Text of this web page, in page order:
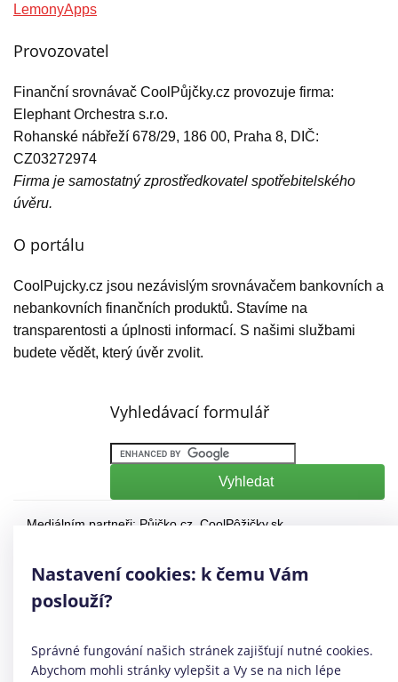
LemonyApps
Provozovatel
Finanční srovnávač CoolPůjčky.cz provozuje firma:
Elephant Orchestra s.r.o.
Rohanské nábřeží 678/29, 186 00, Praha 8, DIČ:
CZ03272974
Firma je samostatný zprostředkovatel spotřebitelského
úvěru.
O portálu
CoolPujcky.cz jsou nezávislým srovnávačem bankovních a
nebankovních finančních produktů. Stavíme na
transparentosti a úplnosti informací. S našimi službami
budete vědět, který úvěr zvolit.
Vyhledávací formulář
Mediálním partneři: Půjčko.cz CoolPôžičky.sk
©CoolPujcky.cz - Půjčky bez registru a poplatku
Váš nezávislý odborný srovnávač půjček pro rok 2026
Provozovatel:Elephant Orchestra, s.r.o. Ve spolupráci sÚspory.cz
|
Povinně zveřejňované informace | Informace o řazení
Nastavení cookies: k čemu Vám
poslouží?
Správné fungování našich stránek zajišťují nutné cookies.
Abychom mohli stránky vylepšit a Vy se na nich lépe